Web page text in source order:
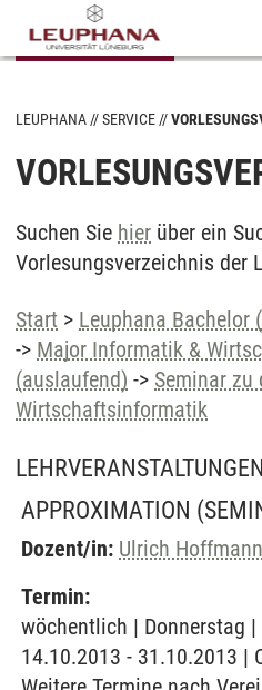
LEUPHANA SERVICE
Suchen Sie hier über ein
Vorlesungsverzeichnis der
Start > Leuphana Bachelor
-> Major Informatik &
(auslaufend) -> Seminar zu
Wirtschaftsinformatik
LEHRVERANSTALTUNGEN
APPROXIMATION
Dozent/in: Ulrich Hoffmann
Termin:
wöchentlich | Donnerstag
14.10.2013 - 31.10.2013 |